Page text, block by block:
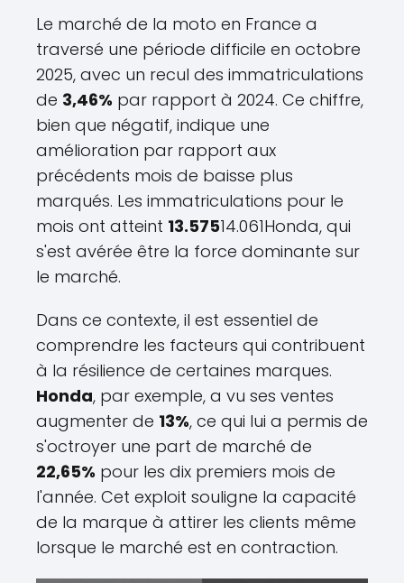
Le marché de la moto en France a
traversé une période difficile en octobre
2025, avec un recul des immatriculations
de 3,46% par rapport à 2024. Ce chiffre,
bien que négatif, indique une
amélioration par rapport aux
précédents mois de baisse plus
marqués. Les immatriculations pour le
mois ont atteint 13.57514.061Honda, qui
s'est avérée être la force dominante sur
le marché.
Dans ce contexte, il est essentiel de
comprendre les facteurs qui contribuent
à la résilience de certaines marques.
Honda, par exemple, a vu ses ventes
augmenter de 13%, ce qui lui a permis de
s'octroyer une part de marché de
22,65% pour les dix premiers mois de
l'année. Cet exploit souligne la capacité
de la marque à attirer les clients même
lorsque le marché est en contraction.